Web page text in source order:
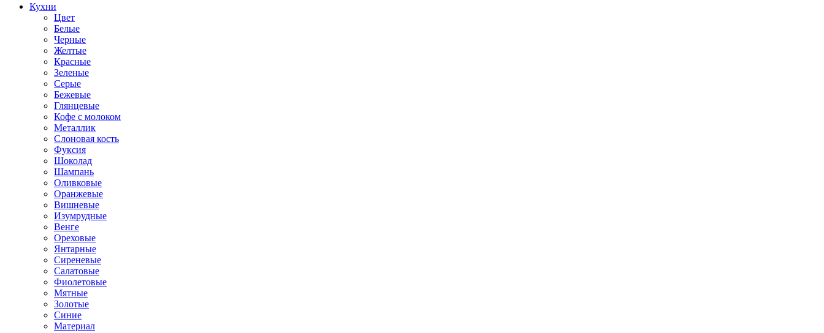
Кухни
Цвет
Белые
Черные
Желтые
Красные
Зеленые
Серые
Бежевые
Глянцевые
Кофе с молоком
Металлик
Слоновая кость
Фуксия
Шоколад
Шампань
Оливковые
Оранжевые
Вишневые
Изумрудные
Венге
Ореховые
Янтарные
Сиреневые
Салатовые
Фиолетовые
Мятные
Золотые
Синие
Материал